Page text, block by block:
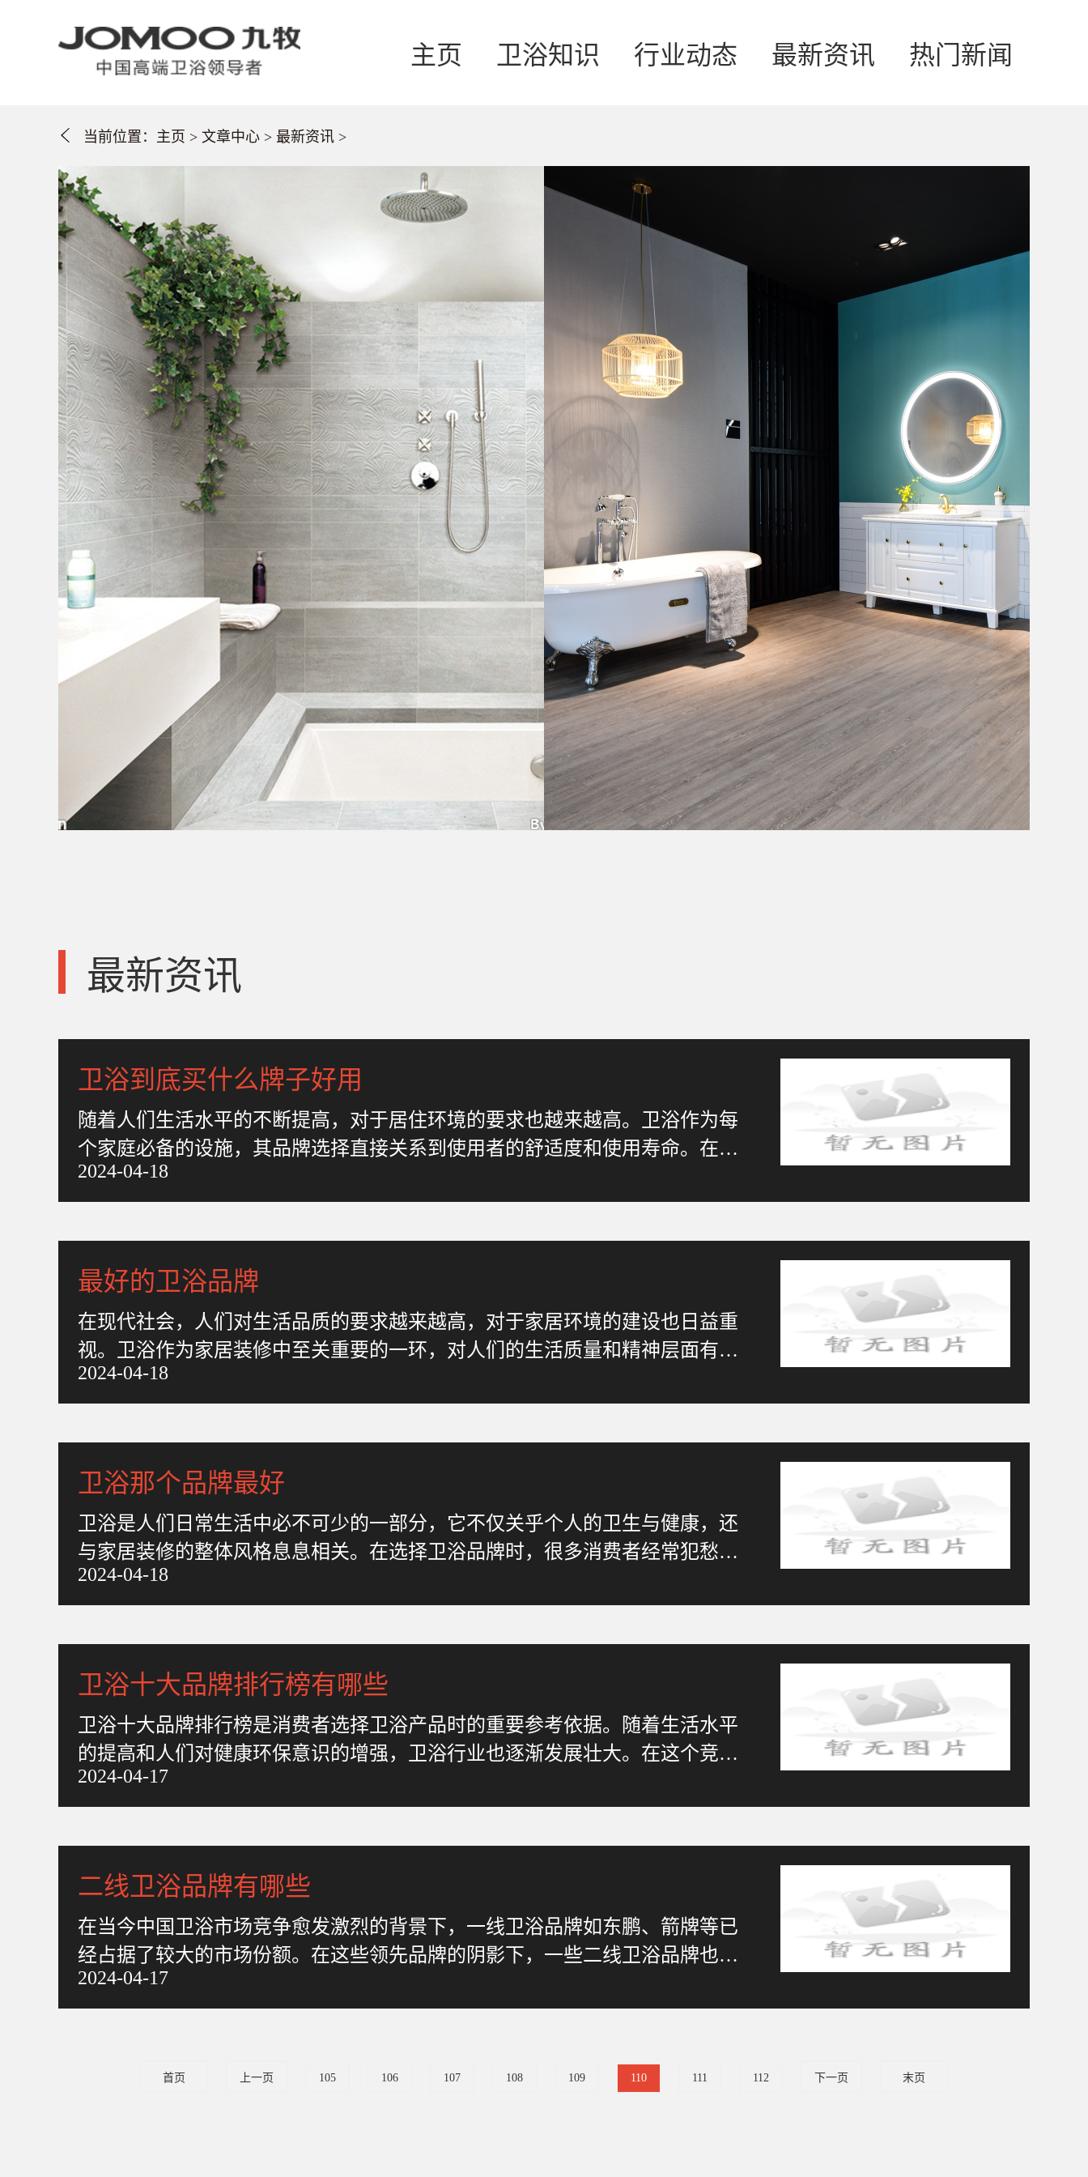
主页 卫浴知识 行业动态 最新资讯 热门新闻
当前位置： 主页 > 文章中心 > 最新资讯 >
最新资讯
卫浴到底买什么牌子好用
随着人们生活水平的不断提高，对于居住环境的要求也越来越高。卫浴作为每
个家庭必备的设施，其品牌选择直接关系到使用者的舒适度和使用寿命。在众
多卫浴品牌中，消费者常常面
2024-04-18
最好的卫浴品牌
在现代社会，人们对生活品质的要求越来越高，对于家居环境的建设也日益重
视。卫浴作为家居装修中至关重要的一环，对人们的生活质量和精神层面有着
直接的影响。面对众多卫浴品
2024-04-18
卫浴那个品牌最好
卫浴是人们日常生活中必不可少的一部分，它不仅关乎个人的卫生与健康，还
与家居装修的整体风格息息相关。在选择卫浴品牌时，很多消费者经常犯愁，
不知道该选哪一个品牌，以确
2024-04-18
卫浴十大品牌排行榜有哪些
卫浴十大品牌排行榜是消费者选择卫浴产品时的重要参考依据。随着生活水平
的提高和人们对健康环保意识的增强，卫浴行业也逐渐发展壮大。在这个竞争
激烈的市场中，有哪些品牌能
2024-04-17
二线卫浴品牌有哪些
在当今中国卫浴市场竞争愈发激烈的背景下，一线卫浴品牌如东鹏、箭牌等已
经占据了较大的市场份额。在这些领先品牌的阴影下，一些二线卫浴品牌也在
市场上不断崭露头角。本文将
2024-04-17
首页 上一页 105 106 107 108 109 110 111 112 下一页 末页